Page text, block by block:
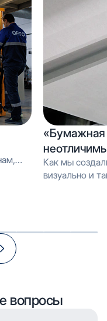
«Бумажная
Как мы
визуально и тактильно неотличимое от
вопросы